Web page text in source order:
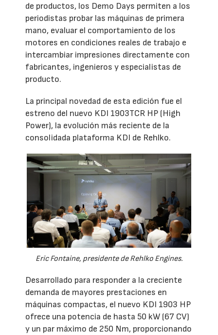
de productos, los Demo Days permiten a los
periodistas probar las máquinas de primera
mano, evaluar el comportamiento de los
motores en condiciones reales de trabajo e
intercambiar impresiones directamente con
fabricantes, ingenieros y especialistas de
producto.
La principal novedad de esta edición fue el
estreno del nuevo KDI 1903TCR HP (High
Power), la evolución más reciente de la
consolidada plataforma KDI de Rehlko.
Eric Fontaine, presidente de Rehlko Engines.
Desarrollado para responder a la creciente
demanda de mayores prestaciones en
máquinas compactas, el nuevo KDI 1903 HP
ofrece una potencia de hasta 50 kW (67 CV)
y un par máximo de 250 Nm, proporcionando